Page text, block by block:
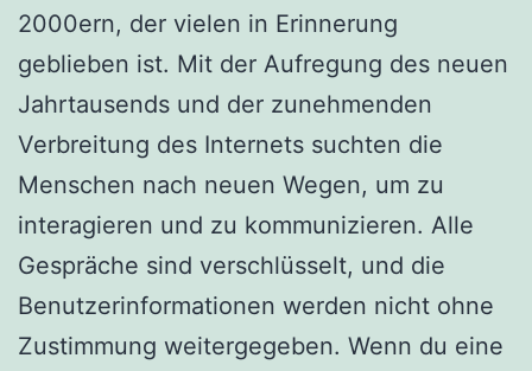
2000ern, der vielen in Erinnerung
geblieben ist. Mit der Aufregung des neuen
Jahrtausends und der zunehmenden
Verbreitung des Internets suchten die
Menschen nach neuen Wegen, um zu
interagieren und zu kommunizieren. Alle
Gespräche sind verschlüsselt, und die
Benutzerinformationen werden nicht ohne
Zustimmung weitergegeben. Wenn du eine